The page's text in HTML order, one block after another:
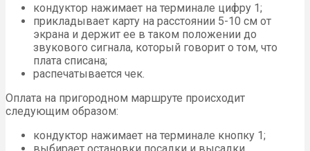
кондуктор нажимает на терминале цифру 1;
прикладывает карту на расстоянии 5-10 см от
экрана и держит ее в таком положении до
звукового сигнала, который говорит о том, что
плата списана;
распечатывается чек.
Оплата на пригородном маршруте происходит
следующим образом:
кондуктор нажимает на терминале кнопку 1;